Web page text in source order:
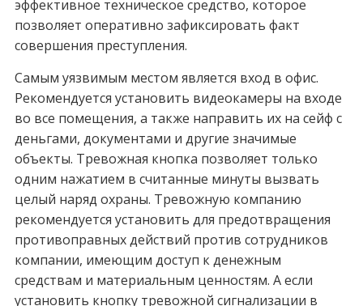
эффективное техническое средство, которое
позволяет оперативно зафиксировать факт
совершения преступления.
Самым уязвимым местом является вход в офис.
Рекомендуется установить видеокамеры на входе
во все помещения, а также направить их на сейф с
деньгами, документами и другие значимые
объекты. Тревожная кнопка позволяет только
одним нажатием в считанные минуты вызвать
целый наряд охраны. Тревожную компанию
рекомендуется установить для предотвращения
противоправных действий против сотрудников
компании, имеющим доступ к денежным
средствам и материальным ценностям. А если
установить кнопку тревожной сигнализации в